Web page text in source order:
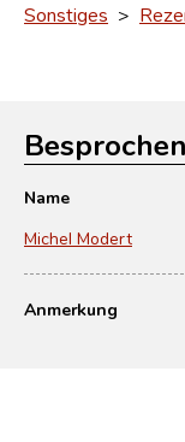
Sonstiges >
Name
Michel Modert
Anmerkung